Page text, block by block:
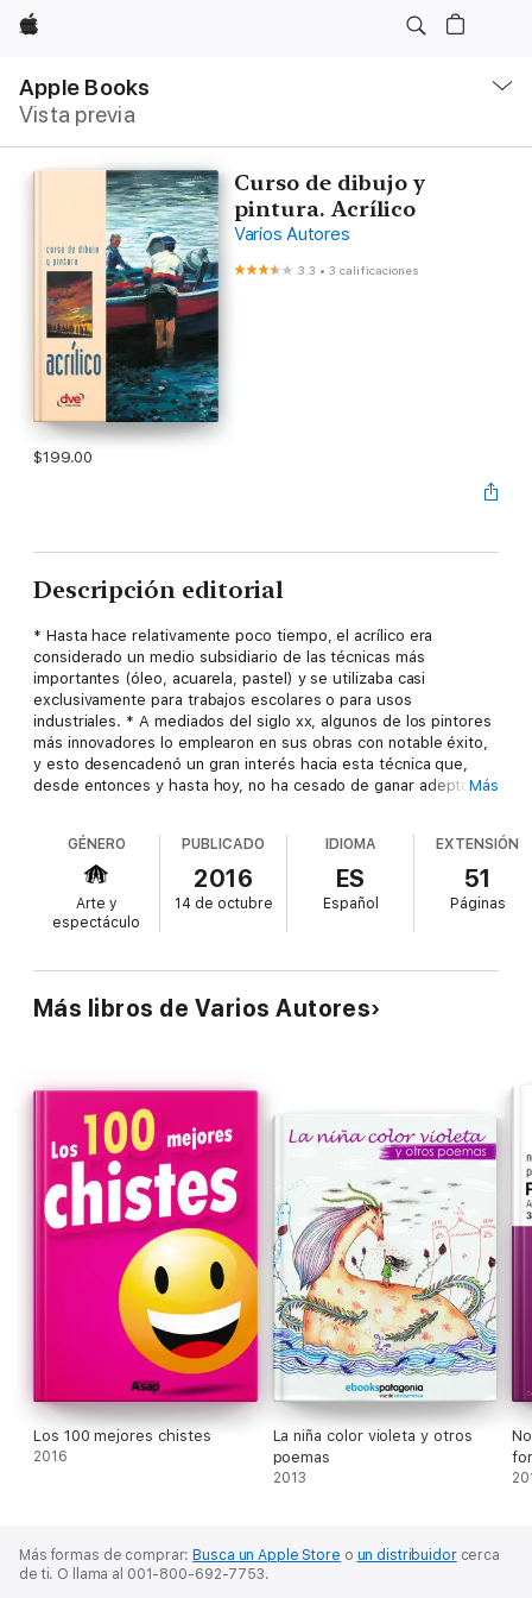
Apple
Apple Books
Vista previa
local
Abrir
Curso de dibujo y
pintura. Acrílico
Varios Autores
3.3 •3 calificaciones
$199.00
Descripción editorial
* Hasta hace relativamente poco tiempo, el acrílico era
considerado un medio subsidiario de las técnicas más
importantes (óleo, acuarela, pastel) y se utilizaba casi
exclusivamente para trabajos escolares o para usos
industriales. * A mediados del siglo xx, algunos de los pintores
más innovadores lo emplearon en sus obras con notable éxito,
y esto desencadenó un gran interés hacia esta técnica que,
desde entonces y hasta hoy, no ha cesado de ganar adeptos. *
éxito. * Además de las explicaciones técnicas, el libro aporta
distintas enseñanzas experimentales, consejos, recursos y
procesos detallados, todo ello de manera práctica, para que
pueda aprender sin dificultad y constatar de primera mano sus
resultados. * Dirigido tanto al aficionado como al profesional, la
quinta esencia de sus conocimientos técnicos y prácticos, con
el objeto de lograr una obra competente y actual.
Más
GÉNERO
Arte y
espectáculo
PUBLICADO
2016
14 de octubre
IDIOMA
ES
Español
EXTENSIÓN
51
Páginas
Más libros de Varios Autores
Los 100 mejores chistes
2016
La niña color violeta y otros
poemas
2013
Más formas de comprar: Busca un Apple Store o un distribuidorcerca
de ti. O llama al 001-800-692-7753.